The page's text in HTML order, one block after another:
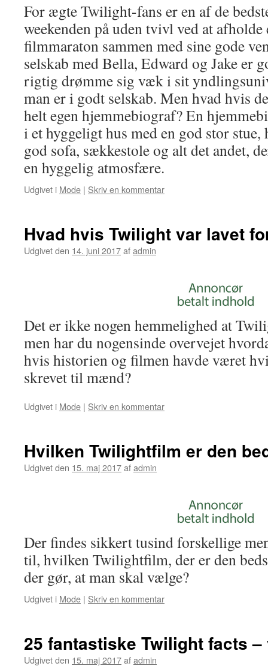
For ægte Twilight-fans er en af de
weekenden på uden tvivl ved at afholde
filmmaraton sammen med sine gode
selskab med Bella, Edward og Jake er
rigtig drømme sig væk i sit
man er i godt selskab. Men hvad hvis
helt egen hjemmebiograf? En
i et hyggeligt hus med en god stor
god sofa, sækkestole og alt det andet,
en hyggelig atmosfære.
Udgivet i Mode | Skriv en kommentar
Hvad hvis Twilight var lavet
Udgivet den 14. juni 2017afadmin
Det er ikke nogen hemmelighed at
men har du nogensinde overvejet
hvis historien og filmen havde været
skrevet til mænd?
Udgivet i Mode | Skriv en kommentar
Hvilken Twilightfilm er den
Udgivet den 15. maj 2017afadmin
Der findes sikkert tusind forskellige
til, hvilken Twilightfilm, der er den
der gør, at man skal vælge?
Udgivet i Mode | Skriv en kommentar
25 fantastiske Twilight facts –
Udgivet den 15. maj 2017afadmin